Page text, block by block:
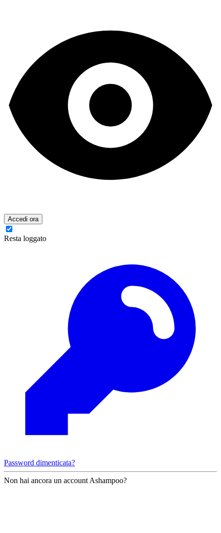
Accedi ora
Resta loggato
Password dimenticata?
Non hai ancora un account Ashampoo?